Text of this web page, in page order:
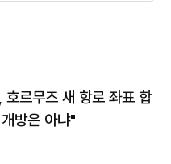
호르무즈 새 항로 좌표 합
방은 아냐"